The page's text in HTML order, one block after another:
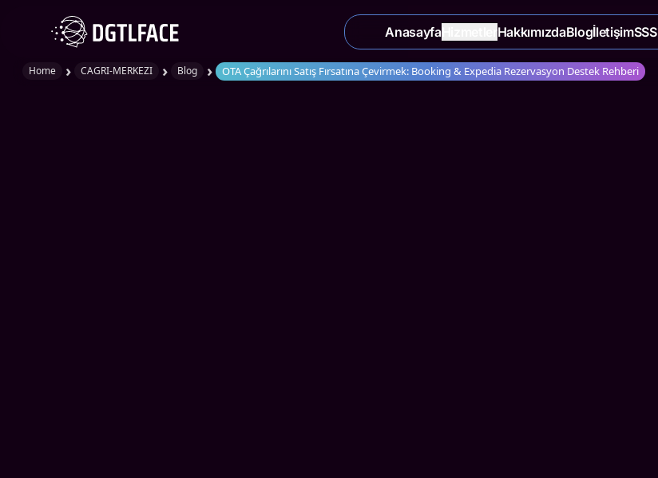
AnasayfaHizmetler HakkımızdaBlogİletişimSSS
Home › CAGRI-MERKEZI › Blog › OTA Çağrılarını Satış Fırsatına Çevirmek: Booking & Expedia Rezervasyon Destek Rehberi